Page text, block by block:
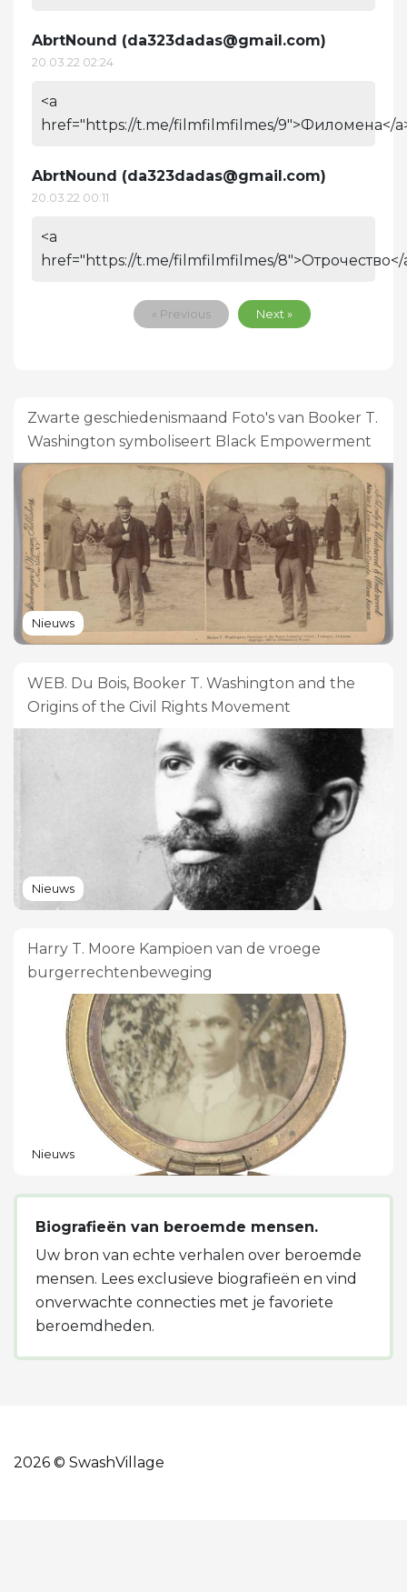
AbrtNound (da323dadas@gmail.com)
20.03.22 02:24
<a
href="https://t.me/filmfilmfilmes/9">Филомена</
AbrtNound (da323dadas@gmail.com)
20.03.22 00:11
<a
href="https://t.me/filmfilmfilmes/8">Отрочество</
« Previous Next »
Zwarte geschiedenismaand Foto's van Booker T.
Washington symboliseert Black Empowerment
Nieuws
WEB. Du Bois, Booker T. Washington and the
Origins of the Civil Rights Movement
Nieuws
Harry T. Moore Kampioen van de vroege
burgerrechtenbeweging
Nieuws
Biografieën van beroemde mensen.
Uw bron van echte verhalen over beroemde
mensen. Lees exclusieve biografieën en vind
onverwachte connecties met je favoriete
beroemdheden.
2026 © SwashVillage